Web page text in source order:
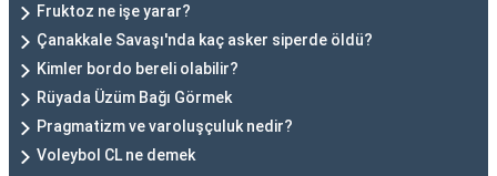
Fruktoz ne işe yarar?
Çanakkale Savaşı'nda kaç asker siperde öldü?
Kimler bordo bereli olabilir?
Rüyada Üzüm Bağı Görmek
Pragmatizm ve varoluşçuluk nedir?
Voleybol CL ne demek